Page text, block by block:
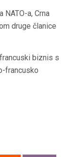
NATO-a, Crna
druge članice
biznis s
francusko